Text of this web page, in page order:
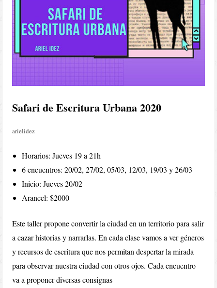
Safari de Escritura Urbana 2020
arielidez
Horarios: Jueves 19 a 21h
6 encuentros: 20/02, 27/02, 05/03, 12/03, 19/03 y 26/03
Inicio: Jueves 20/02
Arancel: $2000
Este taller propone convertir la ciudad en un territorio para salir
a cazar historias y narrarlas. En cada clase vamos a ver géneros
y recursos de escritura que nos permitan despertar la mirada
para observar nuestra ciudad con otros ojos. Cada encuentro
va a proponer diversas consignas